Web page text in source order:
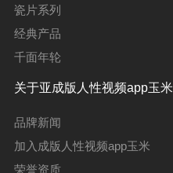
瓷片系列
经典产品
千面年轮
关于亚成版人性视频app玉米
品牌新闻
加入成版人性视频app玉米
荣誉资质